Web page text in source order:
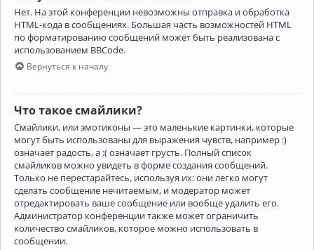
Нет. На этой конференции невозможны отправка и обработка
HTML-кода в сообщениях. Большая часть возможностей HTML
по форматированию сообщений может быть реализована с
использованием BBCode.
Вернуться к началу
Что такое смайлики?
Смайлики, или эмотиконы — это маленькие картинки, которые
могут быть использованы для выражения чувств, например :)
означает радость, а :( означает грусть. Полный список
смайликов можно увидеть в форме создания сообщений.
Только не перестарайтесь, используя их: они легко могут
сделать сообщение нечитаемым, и модератор может
отредактировать ваше сообщение или вообще удалить его.
Администратор конференции также может ограничить
количество смайликов, которое можно использовать в
сообщении.